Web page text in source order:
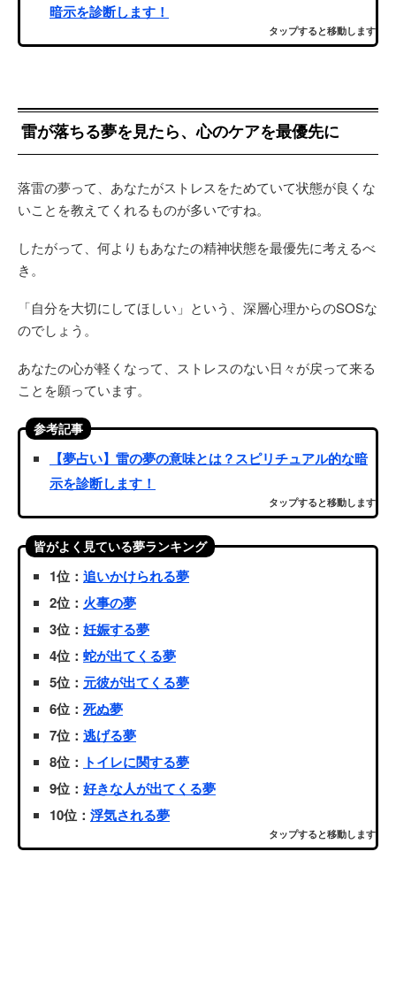
暗示を診断します！
タップすると移動します
雷が落ちる夢を見たら、心のケアを最優先に
落雷の夢って、あなたがストレスをためていて状態が良くな
いことを教えてくれるものが多いですね。
したがって、何よりもあなたの精神状態を最優先に考えるべ
き。
「自分を大切にしてほしい」という、深層心理からのSOSな
のでしょう。
あなたの心が軽くなって、ストレスのない日々が戻って来る
ことを願っています。
参考記事
【夢占い】雷の夢の意味とは？スピリチュアル的な暗
示を診断します！
タップすると移動します
皆がよく見ている夢ランキング
1位： 追いかけられる夢
2位： 火事の夢
3位： 妊娠する夢
4位： 蛇が出てくる夢
5位： 元彼が出てくる夢
6位： 死ぬ夢
7位： 逃げる夢
8位： トイレに関する夢
9位： 好きな人が出てくる夢
10位： 浮気される夢
タップすると移動します